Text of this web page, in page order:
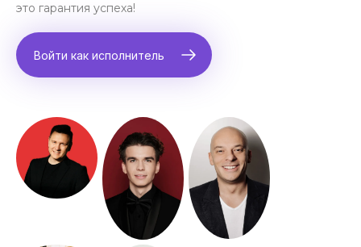
это гарантия успеха!
Войти как исполнитель